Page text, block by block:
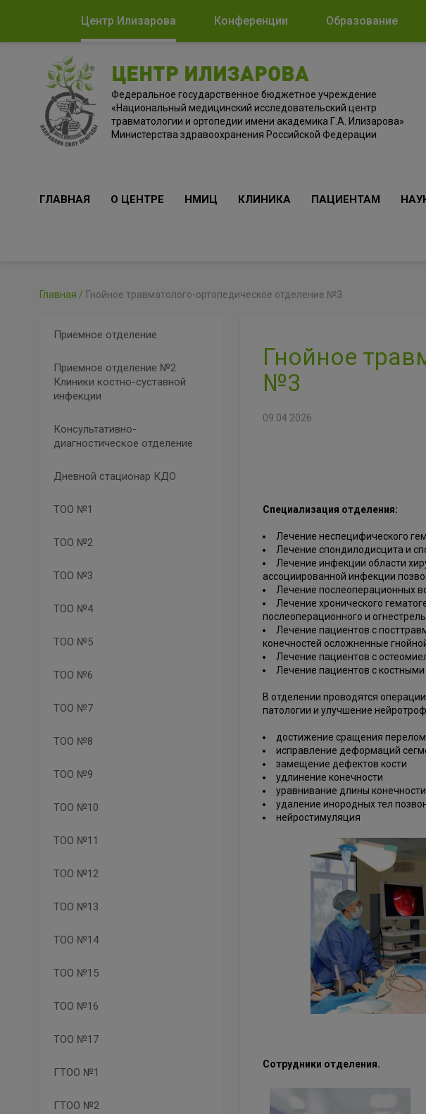
Центр Илизарова Конференции Образование
ЦЕНТР ИЛИЗАРОВА
Федеральное государственное бюджетное учреждение
«Национальный медицинский исследовательский центр
травматологии и ортопедии имени академика Г.А. Илизарова»
Министерства здравоохранения Российской Федерации
ГЛАВНАЯ О ЦЕНТРЕ НМИЦ КЛИНИКА ПАЦИЕНТАМ
Главная Гнойное травматолого-ортопедическое отделение №3
Приемное отделение
Приемное отделение №2
Клиники костно-суставной
инфекции
Консультативно-
диагностическое отделение
Дневной стационар КДО
ТОО №1
ТОО №2
ТОО №3
ТОО №4
ТОО №5
ТОО №6
ТОО №7
ТОО №8
ТОО №9
ТОО №10
ТОО №11
ТОО №12
ТОО №13
ТОО №14
ТОО №15
ТОО №16
ТОО №17
ГТОО №1
ГТОО №2
Гнойное
№3
09.04.2026
Специализация отделения:
Лечение неспецифического
Лечение спондилодисцита и
Лечение инфекции области
ассоциированной инфекции
Лечение послеоперационных
Лечение хронического
послеоперационного и
Лечение пациентов с
конечностей осложненные
Лечение пациентов с
Лечение пациентов с костными
В отделении проводятся
патологии и улучшение
достижение сращения
исправление деформаций
замещение дефектов кости
удлинение конечности
уравнивание длины конечности
удаление инородных тел
нейростимуляция
Сотрудники отделения.